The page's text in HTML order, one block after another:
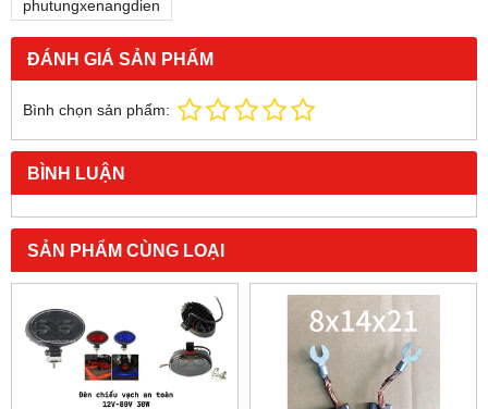
phutungxenangdien
ĐÁNH GIÁ SẢN PHẨM
Bình chọn sản phẩm:
BÌNH LUẬN
SẢN PHẨM CÙNG LOẠI